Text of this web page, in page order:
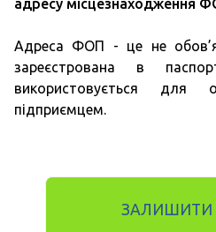
адресу місцезнаходження
Адреса ФОП - це не
зареєстрована в
використовується для
підприємцем.
ЗАЛИШИТИ